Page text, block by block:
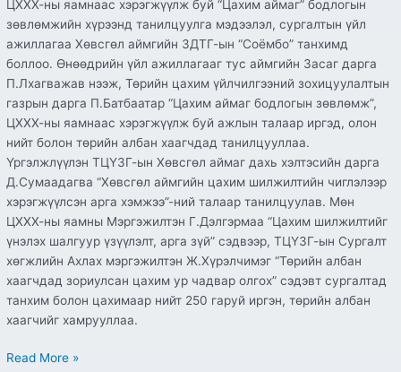
ЦХХХ-ны яамнаас хэрэгжүүлж буй “Цахим аймаг” бодлогын
зөвлөмжийн хүрээнд танилцуулга мэдээлэл, сургалтын үйл
ажиллагаа Хөвсгөл аймгийн ЗДТГ-ын “Соёмбо” танхимд
боллоо. Өнөөдрийн үйл ажиллагааг тус аймгийн Засаг дарга
П.Лхагважав нээж, Төрийн цахим үйлчилгээний зохицуулалтын
газрын дарга П.Батбаатар “Цахим аймаг бодлогын зөвлөмж”,
ЦХХХ-ны яамнаас хэрэгжүүлж буй ажлын талаар иргэд, олон
нийт болон төрийн албан хаагчдад танилцууллаа.
Үргэлжлүүлэн ТЦҮЗГ-ын Хөвсгөл аймаг дахь хэлтэсийн дарга
Д.Сумаадагва “Хөвсгөл аймгийн цахим шилжилтийн чиглэлээр
хэрэгжүүлсэн арга хэмжээ”-ний талаар танилцуулав. Мөн
ЦХХХ-ны яамны Мэргэжилтэн Г.Дэлгэрмаа “Цахим шилжилтийг
үнэлэх шалгуур үзүүлэлт, арга зүй” сэдвээр, ТЦҮЗГ-ын Сургалт
хөгжлийн Ахлах мэргэжилтэн Ж.Хүрэлчимэг “Төрийн албан
хаагчдад зориулсан цахим ур чадвар олгох” сэдэвт сургалтад
танхим болон цахимаар нийт 250 гаруй иргэн, төрийн албан
хаагчийг хамрууллаа.
Read More »